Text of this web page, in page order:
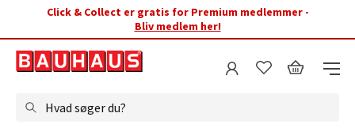
Click & Collect er gratis for Premium medlemmer -
Bliv medlem her!
Hvad søger du?